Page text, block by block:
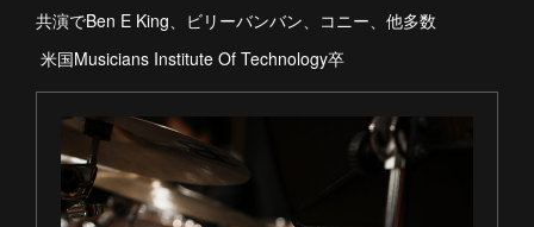
共演でBen E King、ビリーバンバン、コニー、他多数
米国Musicians Institute Of Technology卒